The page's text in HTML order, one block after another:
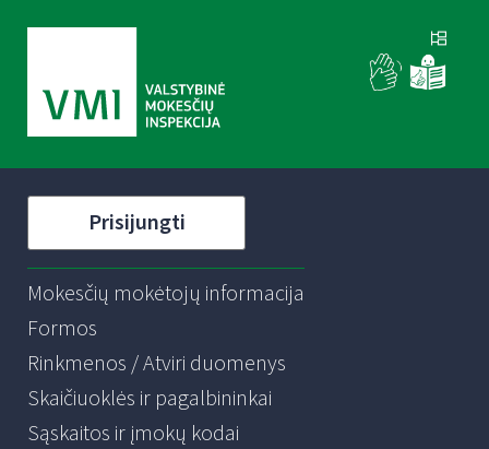
Prisijungti
Mokesčių mokėtojų informacija
Formos
Rinkmenos / Atviri duomenys
Skaičiuoklės ir pagalbininkai
Sąskaitos ir įmokų kodai